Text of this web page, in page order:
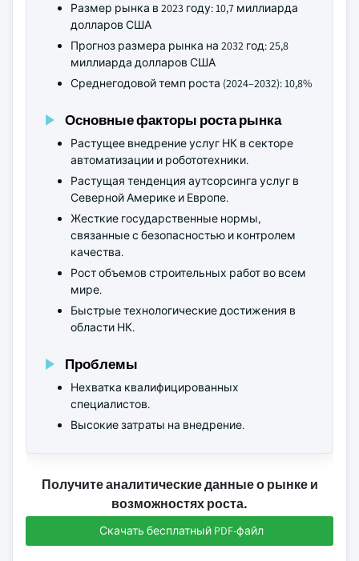
Размер рынка в 2023 году: 10,7 миллиарда
долларов США
Прогноз размера рынка на 2032 год: 25,8
миллиарда долларов США
Среднегодовой темп роста (2024–2032): 10,8%
Основные факторы роста рынка
Растущее внедрение услуг НК в секторе
автоматизации и робототехники.
Растущая тенденция аутсорсинга услуг в
Северной Америке и Европе.
Жесткие государственные нормы,
связанные с безопасностью и контролем
качества.
Рост объемов строительных работ во всем
мире.
Быстрые технологические достижения в
области НК.
Проблемы
Нехватка квалифицированных
специалистов.
Высокие затраты на внедрение.
Получите аналитические данные о рынке и
возможностях роста.
Скачать бесплатный PDF-файл